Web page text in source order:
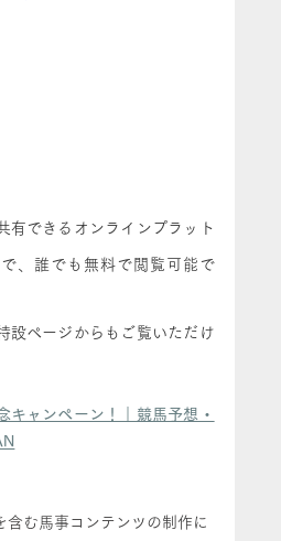
有できるオンラインプラット
、誰でも無料で閲覧可能で
設ページからもご覧いただけ
キャンペーン！｜競馬予想・
含む馬事コンテンツの制作に